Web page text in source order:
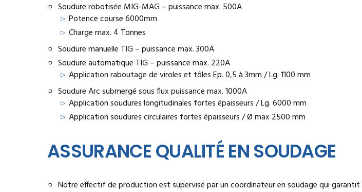
Soudure robotisée MIG-MAG – puissance max. 500A
Potence course 6000mm
Charge max. 4 Tonnes
Soudure manuelle TIG – puissance max. 300A
Soudure automatique TIG – puissance max. 220A
Application raboutage de viroles et tôles Ep. 0,5 à 3mm / Lg. 1100 mm
Soudure Arc submergé sous flux puissance max. 1000A
Application soudures longitudinales fortes épaisseurs / Lg. 6000 mm
Application soudures circulaires fortes épaisseurs / Ø max 2500 mm
ASSURANCE QUALITÉ EN SOUDAGE
Notre effectif de production est supervisé par un coordinateur en soudage qui